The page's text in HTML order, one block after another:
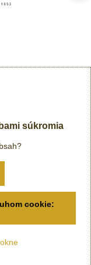
súkromia
cookie: